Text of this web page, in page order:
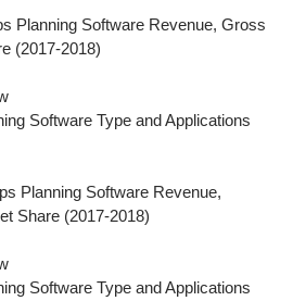
Planning Software Revenue, Gross
(2017-2018)
Software Type and Applications
Planning Software Revenue,
Share (2017-2018)
Software Type and Applications